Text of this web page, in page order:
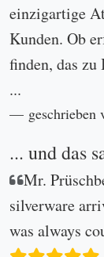
einzigartige
Kunden. Ob
finden, das
...
geschrieben
... und das
Mr.
silverware
was always